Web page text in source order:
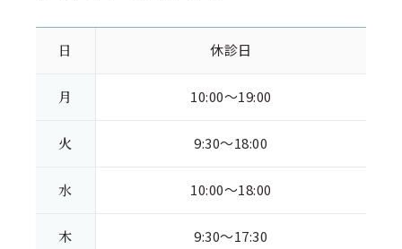
日
月
火
水
木
休診日
10:00～19:00
9:30～18:00
10:00～18:00
9:30～17:30